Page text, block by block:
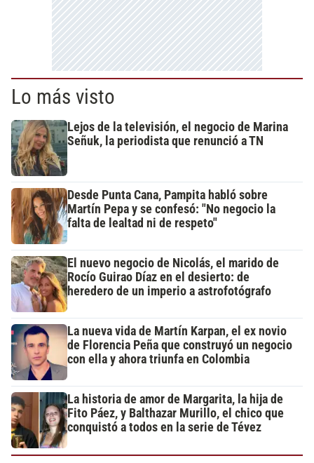
Lo más visto
Lejos de la televisión, el negocio de Marina
Señuk, la periodista que renunció a TN
Desde Punta Cana, Pampita habló sobre
Martín Pepa y se confesó: "No negocio la
falta de lealtad ni de respeto"
El nuevo negocio de Nicolás, el marido de
Rocío Guirao Díaz en el desierto: de
heredero de un imperio a astrofotógrafo
La nueva vida de Martín Karpan, el ex novio
de Florencia Peña que construyó un negocio
con ella y ahora triunfa en Colombia
La historia de amor de Margarita, la hija de
Fito Páez, y Balthazar Murillo, el chico que
conquistó a todos en la serie de Tévez